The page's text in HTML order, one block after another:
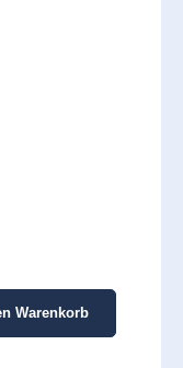
benutze die Schaltflächen
Warenkorb